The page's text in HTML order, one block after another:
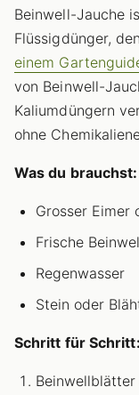
Beinwell-Jauche
Flüssigdünger,
einem
von Beinwell-
Kaliumdüngern
ohne
Was du brauchst:
Grosser Eimer
Frische
Regenwasser
Stein oder
Schritt für Schritt: